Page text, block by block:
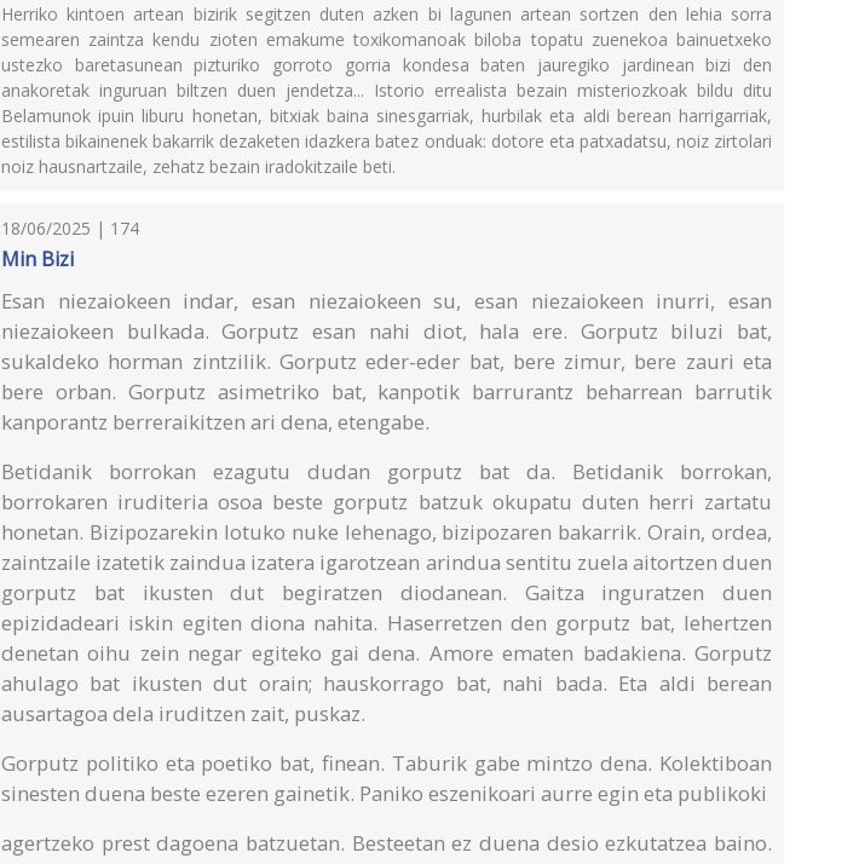
Herriko kintoen artean bizirik segitzen duten azken bi lagunen artean sortzen den lehia sorra
semearen zaintza kendu zioten emakume toxikomanoak biloba topatu zuenekoa bainuetxeko
ustezko baretasunean pizturiko gorroto gorria kondesa baten jauregiko jardinean bizi den
anakoretak inguruan biltzen duen jendetza... Istorio errealista bezain misteriozkoak bildu ditu
Belamunok ipuin liburu honetan, bitxiak baina sinesgarriak, hurbilak eta aldi berean harrigarriak,
estilista bikainenek bakarrik dezaketen idazkera batez onduak: dotore eta patxadatsu, noiz zirtolari
noiz hausnartzaile, zehatz bezain iradokitzaile beti.
18/06/2025 | 174
Min Bizi
Esan niezaiokeen indar, esan niezaiokeen su, esan niezaiokeen inurri, esan
niezaiokeen bulkada. Gorputz esan nahi diot, hala ere. Gorputz biluzi bat,
sukaldeko horman zintzilik. Gorputz eder-eder bat, bere zimur, bere zauri eta
bere orban. Gorputz asimetriko bat, kanpotik barrurantz beharrean barrutik
kanporantz berreraikitzen ari dena, etengabe.
Betidanik borrokan ezagutu dudan gorputz bat da. Betidanik borrokan,
borrokaren iruditeria osoa beste gorputz batzuk okupatu duten herri zartatu
honetan. Bizipozarekin lotuko nuke lehenago, bizipozaren bakarrik. Orain, ordea,
zaintzaile izatetik zaindua izatera igarotzean arindua sentitu zuela aitortzen duen
gorputz bat ikusten dut begiratzen diodanean. Gaitza inguratzen duen
epizidadeari iskin egiten diona nahita. Haserretzen den gorputz bat, lehertzen
denetan oihu zein negar egiteko gai dena. Amore ematen badakiena. Gorputz
ahulago bat ikusten dut orain; hauskorrago bat, nahi bada. Eta aldi berean
ausartagoa dela iruditzen zait, puskaz.
Gorputz politiko eta poetiko bat, finean. Taburik gabe mintzo dena. Kolektiboan
sinesten duena beste ezeren gainetik. Paniko eszenikoari aurre egin eta publikoki
agertzeko prest dagoena batzuetan. Besteetan ez duena desio ezkutatzea baino.